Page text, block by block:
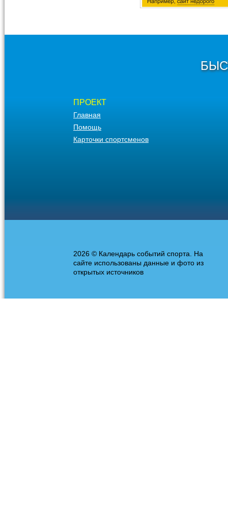
ПРОЕКТ
Главная
Помощь
Карточки спортсменов
2026 © Календарь событий спорта. На
сайте использованы данные и фото из
открытых источников